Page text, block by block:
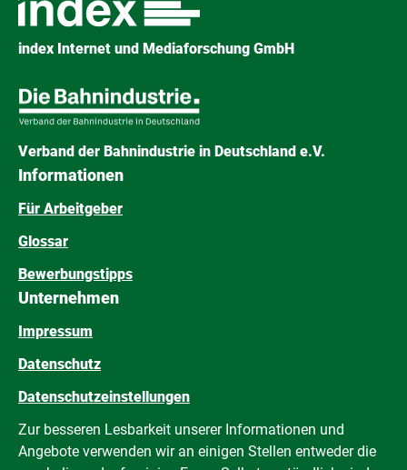
index Internet und Mediaforschung GmbH
Verband der Bahnindustrie in Deutschland e.V.
Informationen
Für Arbeitgeber
Glossar
Bewerbungstipps
Unternehmen
Impressum
Datenschutz
Datenschutzeinstellungen
Zur besseren Lesbarkeit unserer Informationen und
Angebote verwenden wir an einigen Stellen entweder die